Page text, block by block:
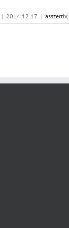
| 2014.12.17. | asszertív,